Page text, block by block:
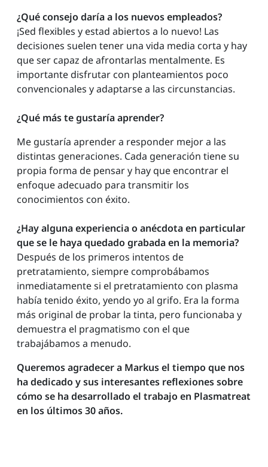
¿Qué consejo daría a los nuevos empleados?
¡Sed flexibles y estad abiertos a lo nuevo! Las
decisiones suelen tener una vida media corta y hay
que ser capaz de afrontarlas mentalmente. Es
importante disfrutar con planteamientos poco
convencionales y adaptarse a las circunstancias.
¿Qué más te gustaría aprender?
Me gustaría aprender a responder mejor a las
distintas generaciones. Cada generación tiene su
propia forma de pensar y hay que encontrar el
enfoque adecuado para transmitir los
conocimientos con éxito.
¿Hay alguna experiencia o anécdota en particular
que se le haya quedado grabada en la memoria?
Después de los primeros intentos de
pretratamiento, siempre comprobábamos
inmediatamente si el pretratamiento con plasma
había tenido éxito, yendo yo al grifo. Era la forma
más original de probar la tinta, pero funcionaba y
demuestra el pragmatismo con el que
trabajábamos a menudo.
Queremos agradecer a Markus el tiempo que nos
ha dedicado y sus interesantes reflexiones sobre
cómo se ha desarrollado el trabajo en Plasmatreat
en los últimos 30 años.